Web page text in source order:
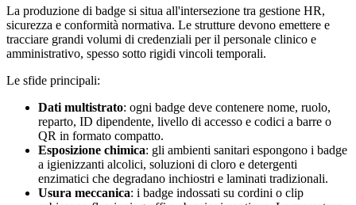
La produzione di badge si situa all'intersezione tra gestione HR,
sicurezza e conformità normativa. Le strutture devono emettere e
tracciare grandi volumi di credenziali per il personale clinico e
amministrativo, spesso sotto rigidi vincoli temporali.
Le sfide principali:
Dati multistrato: ogni badge deve contenere nome, ruolo,
reparto, ID dipendente, livello di accesso e codici a barre o
QR in formato compatto.
Esposizione chimica: gli ambienti sanitari espongono i badge
a igienizzanti alcolici, soluzioni di cloro e detergenti
enzimatici che degradano inchiostri e laminati tradizionali.
Usura meccanica: i badge indossati su cordini o clip